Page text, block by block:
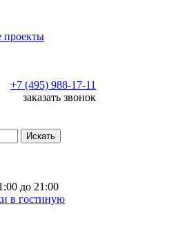
+7 (495) 988-17-11
заказать звонок
Искать
до 21:00
в гостиную